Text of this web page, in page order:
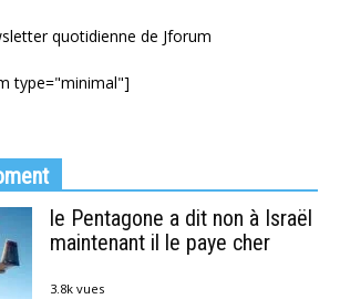
quotidienne de Jforum
type="minimal"]
le Pentagone a dit non à Israël
maintenant il le paye cher
3.8k vues